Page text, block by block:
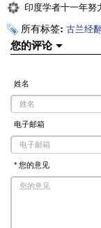
印度学者十一年努
所有标签: 古兰经
您的评论
姓名
电子邮箱
* 您的意见